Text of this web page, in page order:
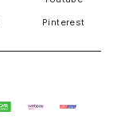
Pinterest